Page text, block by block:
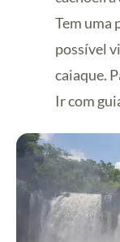
Tem uma
possível
caiaque.
Ir com